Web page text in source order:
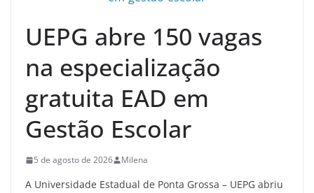
UEPG abre 150 vagas
na especialização
gratuita EAD em
Gestão Escolar
5 de agosto de 2026 Milena
A Universidade Estadual de Ponta Grossa – UEPG abriu